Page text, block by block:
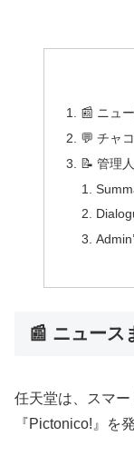
📰 ニュ
💬 チャ
📝 管理
📰 ニュース
任天堂は、スマ
『Pictonico!』を